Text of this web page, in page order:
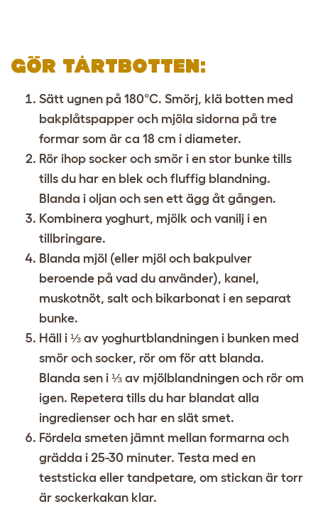
GÖR TÅRTBOTTEN:
Sätt ugnen på 180°C. Smörj, klä botten med
bakplåtspapper och mjöla sidorna på tre
formar som är ca 18 cm i diameter.
Rör ihop socker och smör i en stor bunke tills
tills du har en blek och fluffig blandning.
Blanda i oljan och sen ett ägg åt gången.
Kombinera yoghurt, mjölk och vanilj i en
tillbringare.
Blanda mjöl (eller mjöl och bakpulver
beroende på vad du använder), kanel,
muskotnöt, salt och bikarbonat i en separat
bunke.
Häll i ⅓ av yoghurtblandningen i bunken med
smör och socker, rör om för att blanda.
Blanda sen i ⅓ av mjölblandningen och rör om
igen. Repetera tills du har blandat alla
ingredienser och har en slät smet.
Fördela smeten jämnt mellan formarna och
grädda i 25-30 minuter. Testa med en
teststicka eller tandpetare, om stickan är torr
är sockerkakan klar.